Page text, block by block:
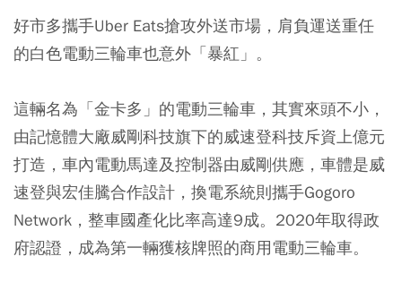
好市多攜手Uber Eats搶攻外送市場，肩負運送重任
的白色電動三輪車也意外「暴紅」。
這輛名為「金卡多」的電動三輪車，其實來頭不小，
由記憶體大廠威剛科技旗下的威速登科技斥資上億元
打造，車內電動馬達及控制器由威剛供應，車體是威
速登與宏佳騰合作設計，換電系統則攜手Gogoro
Network，整車國產化比率高達9成。2020年取得政
府認證，成為第一輛獲核牌照的商用電動三輪車。